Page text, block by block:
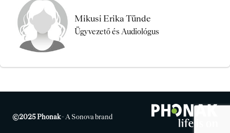
Mikusi Erika Tünde
Ügyvezető és Audiológus
©2025 Phonak- A Sonova brand